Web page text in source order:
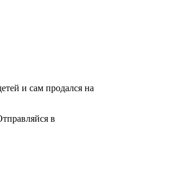
и сам продался на
в